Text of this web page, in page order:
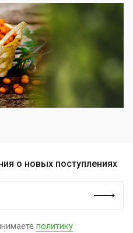
о новых поступлениях
политику